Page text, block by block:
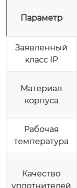
Параметр
Заявленный
класс IP
Материал
корпуса
Рабочая
температура
Качество
уплотнителей